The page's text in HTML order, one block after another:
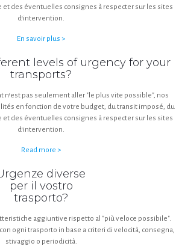
des éventuelles consignes à respecter sur les sites
d'intervention.
En savoir plus >
levels of urgency for your
transports?
n'est pas seulement aller "le plus vite possible", nos
en fonction de votre budget, du transit imposé, du
des éventuelles consignes à respecter sur les sites
d'intervention.
Read more >
diverse
per il vostro
trasporto?
aggiuntive rispetto al "più veloce possibile".
ogni trasporto in base a criteri di velocità, consegna,
stivaggio o periodicità.